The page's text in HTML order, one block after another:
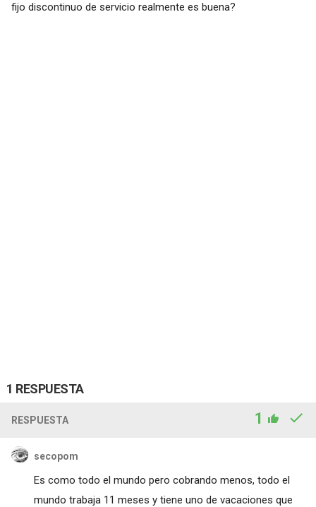
fijo discontinuo de servicio realmente es buena?
1 RESPUESTA
RESPUESTA 1
secopom
Es como todo el mundo pero cobrando menos, todo el
mundo trabaja 11 meses y tiene uno de vacaciones que